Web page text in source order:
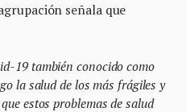
señala que
19 también conocido como
la salud de los más frágiles y
estos problemas de salud